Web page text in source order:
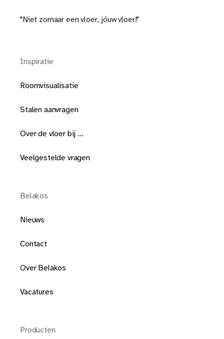
"Niet zomaar een vloer, jóuw vloer!"
Inspiratie
Roomvisualisatie
Stalen aanvragen
Over de vloer bij ...
Veelgestelde vragen
Belakos
Nieuws
Contact
Over Belakos
Vacatures
Producten